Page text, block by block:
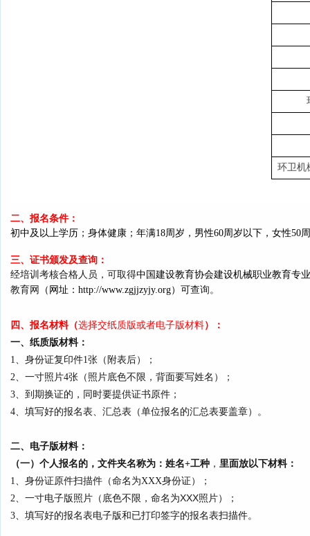
环卫机
二、报名条件：
初中及以上学历；身体健康； 年满18周岁，男性60周岁以下，女性50
三、证书颁发及查询：
经培训考核合格人员，可取得中国建设教育协会建设机械职业教育专
教育网
（网址： http://www.zgjjzyjy.org）可查询。
四、报名材料 （选择交纸质版或者电子版材料） ：
一、纸质版材料：
1、身份证复印件1张（附表后）
；
2、一寸照片4张（照片底色不限，背面要写姓名）；
3、到期换证的，同时要提供证书原件；
4、填写好的报名表、汇总表（单位报名的汇总表要盖章）。
二、电子版材料：
（一） 个人报名的，文件夹名称为：姓名+工种 ， 里面放以下材料 ：
1、身份证原件扫描件（命名为XXX身份证）；
2、 一寸电子版照片（底色不限，命名为XXX照片）；
3、 填写好的报名表电子版和已打印签字的报名表扫描件。